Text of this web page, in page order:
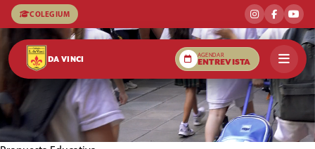
COLEGIUM
DA VINCI AGENDAR
ENTREVISTA